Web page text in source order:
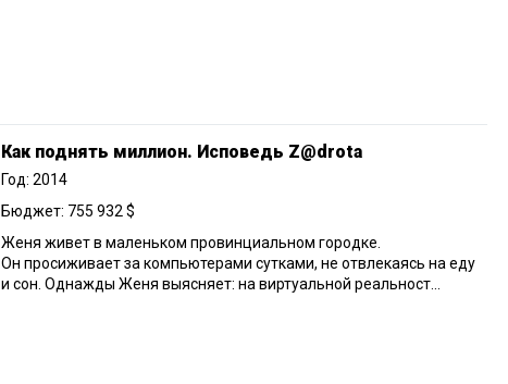
Как поднять миллион. Исповедь Z@drota
Год: 2014
Бюджет: 755 932 $
Женя живет в маленьком провинциальном городке.
Он просиживает за компьютерами сутками, не отвлекаясь на еду
и сон. Однажды Женя выясняет: на виртуальной реальност...